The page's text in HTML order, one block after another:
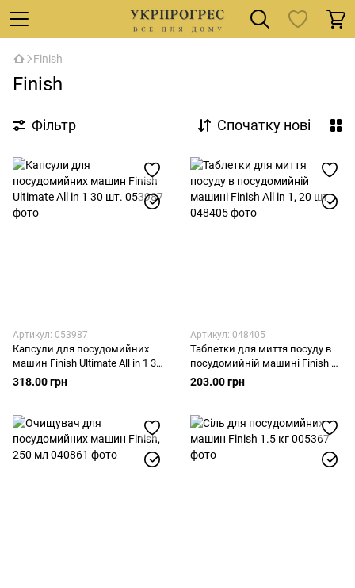
Finish
Finish
Фільтр Спочатку нові
Артикул: 053987
Капсули для посудомийних
машин Finish Ultimate All in 1 30
шт.
318.00 грн
Артикул: 048405
Таблетки для миття посуду в
посудомийній машині Finish All
in 1, 20 шт
203.00 грн